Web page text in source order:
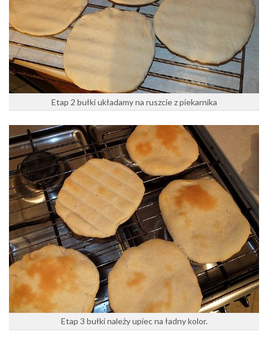
Etap 2 bułki układamy na ruszcie z piekarnika
Etap 3 bułki należy upiec na ładny kolor.